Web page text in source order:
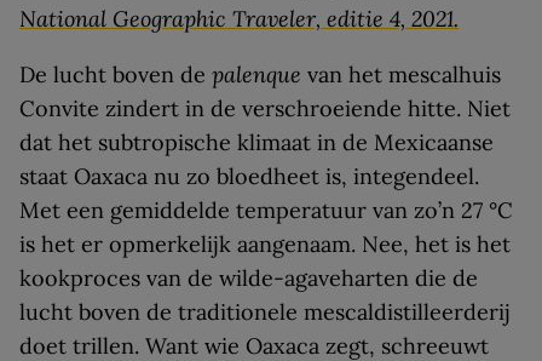
National Geographic Traveler, editie 4, 2021.
De lucht boven de palenque van het mescalhuis
Convite zindert in de verschroeiende hitte. Niet
dat het subtropische klimaat in de Mexicaanse
staat Oaxaca nu zo bloedheet is, integendeel.
Met een gemiddelde temperatuur van zo’n 27 °C
is het er opmerkelijk aangenaam. Nee, het is het
kookproces van de wilde-agaveharten die de
lucht boven de traditionele mescaldistilleerderij
doet trillen. Want wie Oaxaca zegt, schreeuwt